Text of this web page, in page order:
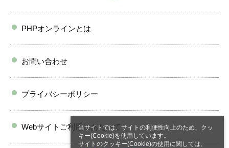
当サイトでは、サイトの利便性向上のため、クッ
キー(Cookie)を使用しています。
サイトのクッキー(Cookie)の使用に関しては、
PHPオンラインとは
お問い合わせ
プライバシーポリシー
Webサイトご利用にあたって